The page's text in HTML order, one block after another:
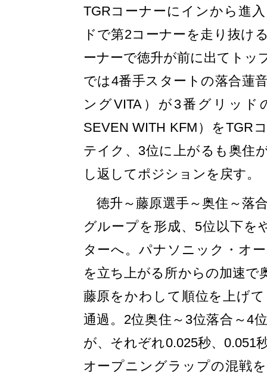
TGRコーナーにインから進
ドで第2コーナーを走り抜け
ーナーで徳升が前に出てトッ
では4番手スタートの落合蓮
ングVITA）が3番グリッド
SEVEN WITH KFM）をTGR
テイク、3位に上がるも奥住
し返してポジションを戻す。
徳升～藤原選手～奥住～落
グループを形成、5位以下を
ターへ。パナソニック・オ
を立ち上がる所からの加速で
藤原をかわして順位を上げ
通過。2位奥住～3位落合～4
が、それぞれ0.025秒、0.051
オープニングラップの混戦